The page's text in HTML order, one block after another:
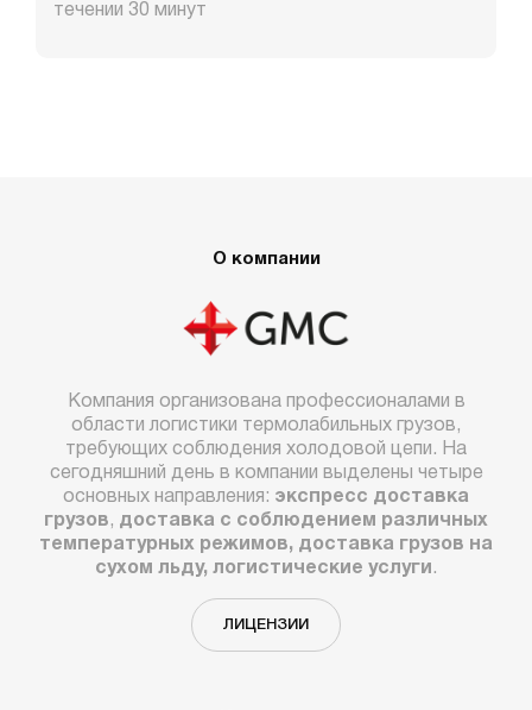
течении 30 минут
О компании
Компания организована профессионалами в
области логистики термолабильных грузов,
требующих соблюдения холодовой цепи. На
сегодняшний день в компании выделены четыре
основных направления: экспресс доставка
грузов, доставка с соблюдением различных
температурных режимов, доставка грузов на
сухом льду, логистические услуги .
ЛИЦЕНЗИИ